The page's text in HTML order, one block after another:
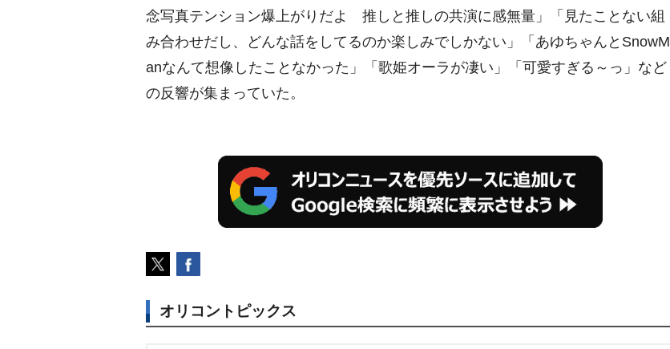
念写真テンション爆上がりだよ 推しと推しの共演に感無量」「見たことない組
み合わせだし、どんな話をしてるのか楽しみでしかない」「あゆちゃんとSnowM
anなんて想像したことなかった」「歌姫オーラが凄い」「可愛すぎる～っ」など
の反響が集まっていた。
オリコントピックス